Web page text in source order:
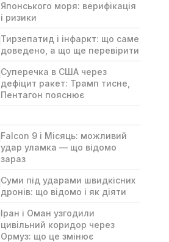
Японського моря: верифікація
і ризики
Тирзепатид і інфаркт: що саме
доведено, а що ще перевірити
Суперечка в США через
дефіцит ракет: Трамп тисне,
Пентагон пояснює
Falcon 9 і Місяць: можливий
удар уламка — що відомо
зараз
Суми під ударами швидкісних
дронів: що відомо і як діяти
Іран і Оман узгодили
цивільний коридор через
Ормуз: що це змінює